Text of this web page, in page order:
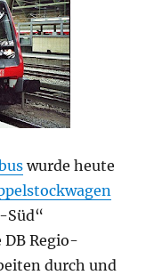
wurde heute
Süd“
Regio-
durch und